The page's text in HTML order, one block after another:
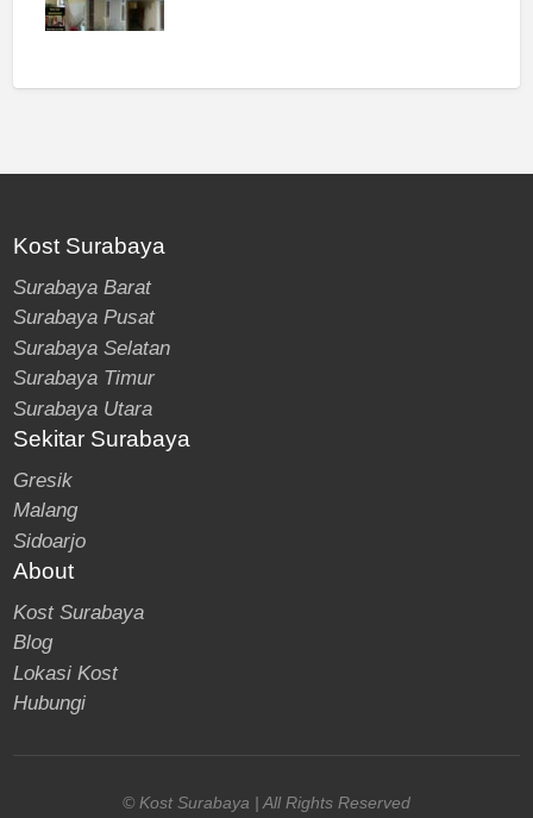
Kost Surabaya
Surabaya Barat
Surabaya Pusat
Surabaya Selatan
Surabaya Timur
Surabaya Utara
Sekitar Surabaya
Gresik
Malang
Sidoarjo
About
Kost Surabaya
Blog
Lokasi Kost
Hubungi
© Kost Surabaya | All Rights Reserved